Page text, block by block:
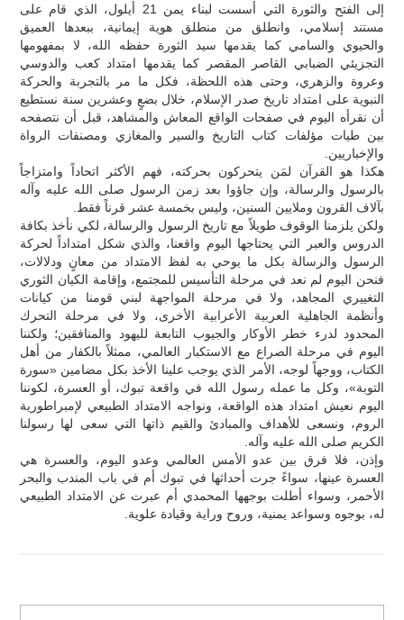
إلى الفتح والثورة التي أسست لبناء يمن 21 أيلول، الذي قام على
مستند إسلامي، وانطلق من منطلق هوية إيمانية، ببعدها العميق
والحيوي والسامي كما يقدمها سيد الثورة حفظه الله، لا بمفهومها
التجزيئي الضبابي القاصر المقصر كما يقدمها امتداد كعب والدوسي
وعروة والزهري، وحتى هذه اللحظة، فكل ما مر بالتجربة والحركة
النبوية على امتداد تاريخ صدر الإسلام، خلال بضعٍ وعشرين سنة نستطيع
أن نقرأه اليوم في صفحات الواقع المعاش والمشاهد، قبل أن نتصفحه
بين طيات مؤلفات كتاب التاريخ والسير والمغازي ومصنفات الرواة
والإخباريين.
هكذا هو القرآن لمَن يتحركون بحركته، فهم الأكثر اتحاداً وامتزاجاً
بالرسول والرسالة، وإن جاؤوا بعد زمن الرسول صلى الله عليه وآله
بآلاف القرون وملايين السنين، وليس بخمسة عشر قرناً فقط.
ولكن يلزمنا الوقوف طويلاً مع تاريخ الرسول والرسالة، لكي نأخذ بكافة
الدروس والعبر التي يحتاجها اليوم واقعنا، والذي شكل امتداداً لحركة
الرسول والرسالة بكل ما يوحي به لفظ الامتداد من معانٍ ودلالات،
فنحن اليوم لم نعد في مرحلة التأسيس للمجتمع، وإقامة الكيان الثوري
التغييري المجاهد، ولا في مرحلة المواجهة لبني قومنا من كيانات
وأنظمة الجاهلية العربية الأعرابية الأخرى، ولا في مرحلة التحرك
المحدود لدرء خطر الأوكار والجيوب التابعة لليهود والمنافقين؛ ولكننا
اليوم في مرحلة الصراع مع الاستكبار العالمي، ممثلاً بالكفار من أهل
الكتاب، ووجهاً لوجه، الأمر الذي يوجب علينا الأخذ بكل مضامين «سورة
التوبة»، وكل ما عمله رسول الله في واقعة تبوك، أو العسرة، لكوننا
اليوم نعيش امتداد هذه الواقعة، ونواجه الامتداد الطبيعي لإمبراطورية
الروم، ونسعى للأهداف والمبادئ والقيم ذاتها التي سعى لها رسولنا
الكريم صلى الله عليه وآله.
وإذن، فلا فرق بين عدو الأمس العالمي وعدو اليوم، والعسرة هي
العسرة عينها، سواءً جرت أحداثها في تبوك أم في باب المندب والبحر
الأحمر، وسواء أطلت بوجهها المحمدي أم عبرت عن الامتداد الطبيعي
له، بوجوه وسواعد يمنية، وروح وراية وقيادة علوية.